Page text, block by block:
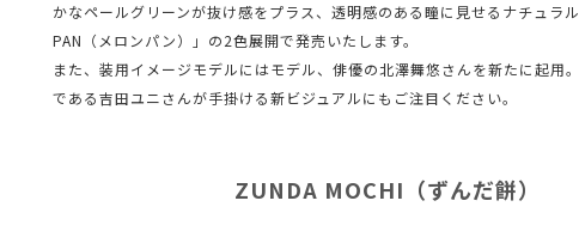
かなペールグリーンが抜け感をプラス、透明感のある瞳に見せるナチュラ
PAN（メロンパン）」の2色展開で発売いたします。
また、装用イメージモデルにはモデル、俳優の北澤舞悠さんを新たに起用
である吉田ユニさんが手掛ける新ビジュアルにもご注目ください。
ZUNDA MOCHI（ずんだ餅）